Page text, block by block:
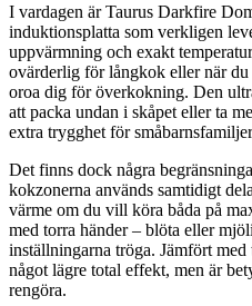
I vardagen är Taurus Darkfire
induktionsplatta som verkligen
uppvärmning och exakt
ovärderlig för långkok eller när
oroa dig för överkokning. Den
att packa undan i skåpet eller ta
extra trygghet för
Det finns dock några
kokzonerna används samtidigt
värme om du vill köra båda på
med torra händer – blöta eller
inställningarna tröga. Jämfört
något lägre total effekt, men är
rengöra.